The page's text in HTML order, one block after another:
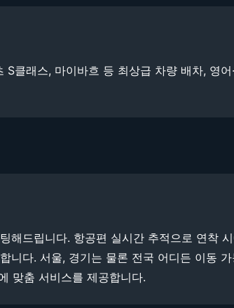
클래스, 마이바흐 등 최상급 차량 배차, 영
드립니다. 항공편 실시간 추적으로 연착
다. 서울, 경기는 물론 전국 어디든 이동
맞춤 서비스를 제공합니다.